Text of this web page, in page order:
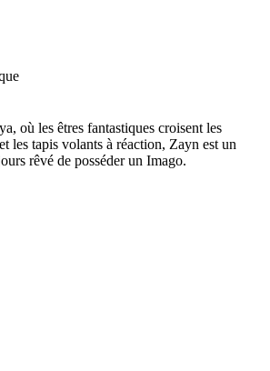
où les êtres fantastiques croisent les
les tapis volants à réaction, Zayn est un
rêvé de posséder un Imago.